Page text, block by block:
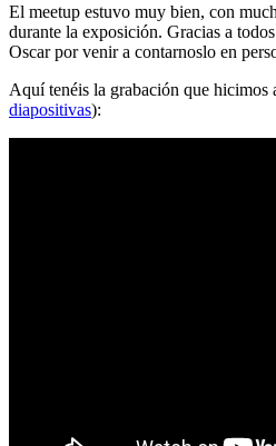
El meetup estuvo muy bien, con
durante la exposición. Gracias a
Oscar por venir a contarnoslo en
Aquí tenéis la grabación que hicimos
diapositivas):